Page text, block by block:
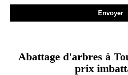
Abattage d'arbres à
prix